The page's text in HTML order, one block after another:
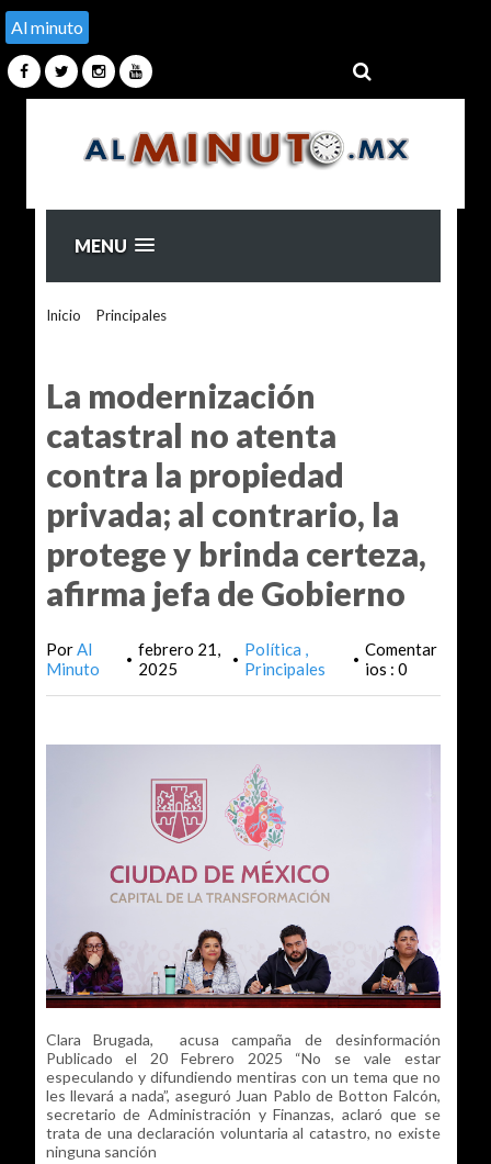
Al minuto
MENU
Inicio Principales>
La modernización
catastral no atenta
contra la propiedad
privada; al contrario, la
protege y brinda certeza,
afirma jefa de Gobierno
PorAl
Minuto
• febrero 21,
2025
• Política
Principales
• Comentar
ios : 0
Clara Brugada, acusa campaña de desinformación
Publicado el 20 Febrero 2025 “No se vale estar
especulando y difundiendo mentiras con un tema que no
les llevará a nada”, aseguró Juan Pablo de Botton Falcón,
secretario de Administración y Finanzas, aclaró que se
trata de una declaración voluntaria al catastro, no existe
ninguna sanción